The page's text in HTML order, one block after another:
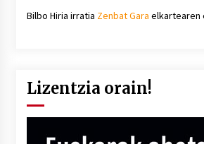
Bilbo Hiria irratia Zenbat Gara elkartearen
Lizentzia orain!